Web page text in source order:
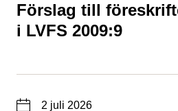
Förslag till
i LVFS 2009:9
Typ av sida
Datum2 juli 2026